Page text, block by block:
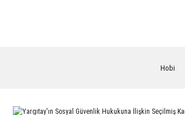
Hobi